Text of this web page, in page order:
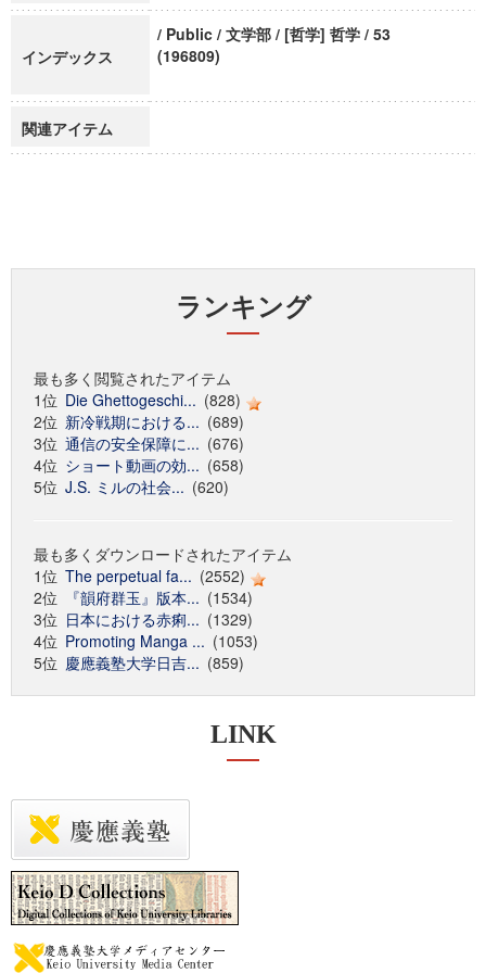
インデックス
/ Public / 文学部 / [哲学] 哲学 / 53
(196809)
関連アイテム
ランキング
最も多く閲覧されたアイテム
1位 Die Ghettogeschi... (828)
2位 新冷戦期における... (689)
3位 通信の安全保障に... (676)
4位 ショート動画の効... (658)
5位 J.S. ミルの社会... (620)
最も多くダウンロードされたアイテム
1位 The perpetual fa... (2552)
2位
『韻府群玉』版本... (1534)
3位 日本における赤痢... (1329)
4位 Promoting Manga ... (1053)
5位 慶應義塾大学日吉... (859)
LINK